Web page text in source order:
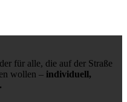
für alle, die auf der Straße
wollen – individuell,